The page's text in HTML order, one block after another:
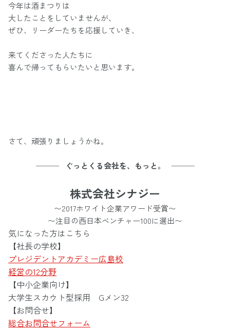
今年は酒まつりは
大したことをしていませんが、
ぜひ、リーダーたちを応援していき、
来てくださった人たちに
喜んで帰ってもらいたいと思います。
さて、頑張りましょうかね。
─── ぐっとくる会社を、もっと。 ───
株式会社シナジー
〜2017ホワイト企業アワード受賞〜
〜注目の西日本ベンチャー100に選出〜
気になった方はこちら
【社長の学校】
プレジデントアカデミー広島校
経営の12分野
【中小企業向け】
大学生スカウト型採用 Gメン32
【お問合せ】
総合お問合せフォーム